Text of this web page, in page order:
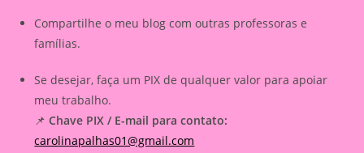
Compartilhe o meu blog com outras professoras e
famílias.
Se desejar, faça um PIX de qualquer valor para apoiar
meu trabalho.
📌Chave PIX / E-mail para contato:
carolinapalhas01@gmail.com